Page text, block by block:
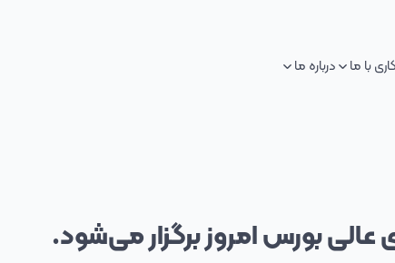
با ما درباره ما
بورس امروز برگزار می‌شود.